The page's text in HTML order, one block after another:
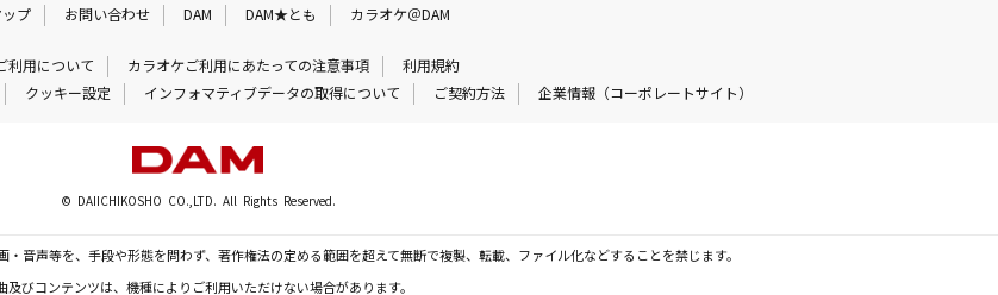
ップ お問い合わせ DAM DAM★とも カラオケ＠DAM
利用について カラオケご利用にあたっての注意事項
利用規約
クッキー設定 インフォマティブデータの取得について ご契約方法 企業情報（コーポレートサイト）
© DAIICHIKOSHO CO.,LTD. All Rights Reserved.
・音声等を、手段や形態を問わず、著作権法の定める範囲を超えて無断で複製、転載、ファイル化などすることを禁じます。
及びコンテンツは、機種によりご利用いただけない場合があります。